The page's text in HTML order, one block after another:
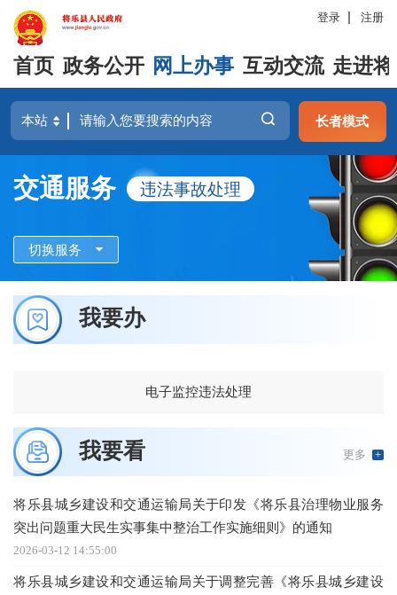
登录 注册
首页 政务公开 网上办事 互动交流 走进
长者模式
交通服务 违法事故处理
切换服务
我要办
电子监控违法处理
我要看 更多 +
将乐县城乡建设和交通运输局关于印发《将乐县治理物业服务
突出问题重大民生实事集中整治工作实施细则》的通知
2026-03-12 14:55:00
将乐县城乡建设和交通运输局关于调整完善《将乐县城乡建设